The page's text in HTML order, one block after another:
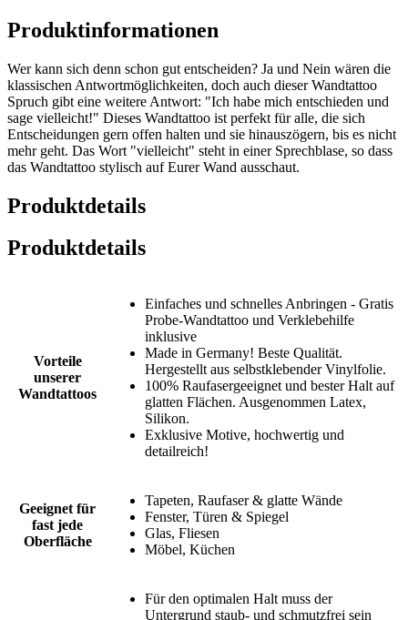
Produktinformationen
Wer kann sich denn schon gut entscheiden? Ja und Nein wären die
klassischen Antwortmöglichkeiten, doch auch dieser Wandtattoo
Spruch gibt eine weitere Antwort: "Ich habe mich entschieden und
sage vielleicht!" Dieses Wandtattoo ist perfekt für alle, die sich
Entscheidungen gern offen halten und sie hinauszögern, bis es nicht
mehr geht. Das Wort "vielleicht" steht in einer Sprechblase, so dass
das Wandtattoo stylisch auf Eurer Wand ausschaut.
Produktdetails
Produktdetails
Vorteile
unserer
Wandtattoos
Einfaches und schnelles Anbringen - Gratis
Probe-Wandtattoo und Verklebehilfe
inklusive
Made in Germany! Beste Qualität.
Hergestellt aus selbstklebender Vinylfolie.
100% Raufasergeeignet und bester Halt auf
glatten Flächen. Ausgenommen Latex,
Silikon.
Exklusive Motive, hochwertig und
detailreich!
Geeignet für
fast jede
Oberfläche
Tapeten, Raufaser & glatte Wände
Fenster, Türen & Spiegel
Glas, Fliesen
Möbel, Küchen
Für den optimalen Halt muss der
Untergrund staub- und schmutzfrei sein